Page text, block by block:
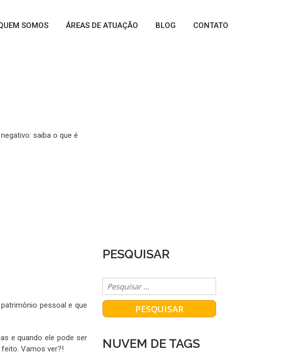
SOMOS ÁREAS DE ATUAÇÃO BLOG CONTATO
saiba o que é
pessoal e que
e quando ele pode ser
Vamos ver?!
PESQUISAR
NUVEM DE TAGS